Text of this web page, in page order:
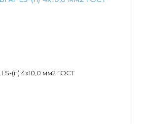
(п) 4х10,0 мм2 ГОСТ